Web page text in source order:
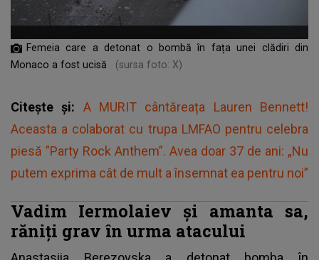
Femeia care a detonat o bombă în fața unei clădiri din
Monaco a fost ucisă
(sursa foto: X)
Citește și: A MURIT cântăreața Lauren Bennett!
Aceasta a colaborat cu trupa LMFAO pentru celebra
piesă ”Party Rock Anthem”. Avea doar 37 de ani: „Nu
putem exprima cât de mult a însemnat ea pentru noi”
Vadim Iermolaiev și amanta sa,
răniți grav în urma atacului